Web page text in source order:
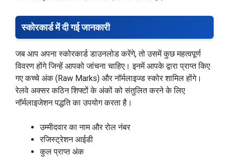
स्कोरकार्ड में दी गई जानकारी
जब आप अपना स्कोरकार्ड डाउनलोड करेंगे, तो उसमें कुछ महत्वपूर्ण
विवरण होंगे जिन्हें आपको जांचना चाहिए। इनमें आपके द्वारा प्राप्त किए
गए कच्चे अंक (Raw Marks) और नॉर्मलाइज्ड स्कोर शामिल होंगे।
रेलवे अक्सर कठिन शिफ्टों के अंकों को संतुलित करने के लिए
नॉर्मलाइजेशन पद्धति का उपयोग करता है।
उम्मीदवार का नाम और रोल नंबर
रजिस्ट्रेशन आईडी
कुल प्राप्त अंक